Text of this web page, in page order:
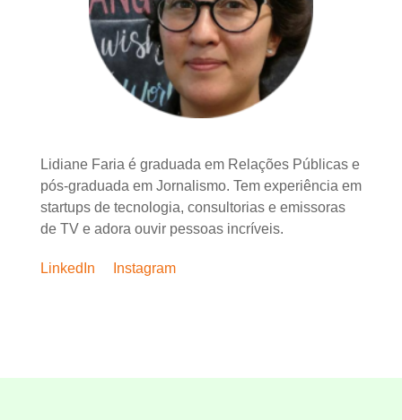
Lidiane Faria é graduada em Relações Públicas e
pós-graduada em Jornalismo. Tem experiência em
startups de tecnologia, consultorias e emissoras
de TV e adora ouvir pessoas incríveis.
LinkedIn Instagram